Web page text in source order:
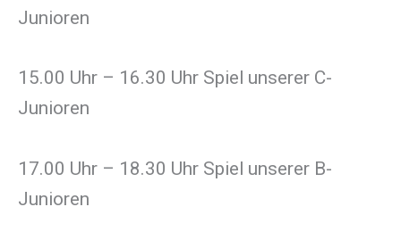
Junioren
15.00 Uhr – 16.30 Uhr Spiel unserer C-
Junioren
17.00 Uhr – 18.30 Uhr Spiel unserer B-
Junioren